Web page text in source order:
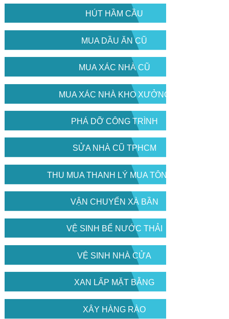
HÚT HẦM CẦU
MUA DẦU ĂN CŨ
MUA XÁC NHÀ CŨ
MUA XÁC NHÀ KHO XƯỞNG
PHÁ DỠ CÔNG TRÌNH
SỬA NHÀ CŨ TPHCM
THU MUA THANH LÝ MUA TÔN CŨ
VẬN CHUYỂN XÀ BẦN
VỆ SINH BỂ NƯỚC THẢI
VỆ SINH NHÀ CỬA
XAN LẤP MẶT BẰNG
XÂY HÀNG RÀO